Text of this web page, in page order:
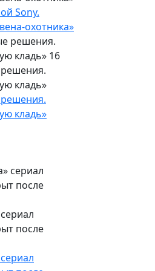
Sony.
охотника»
кладь»
кладь»
после